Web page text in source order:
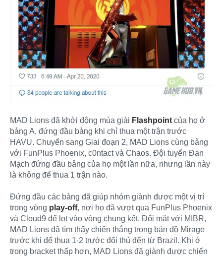
MAD Lions đã khởi động mùa giải Flashpoint của họ ở
bảng A, đứng đầu bảng khi chỉ thua một trận trước
HAVU. Chuyển sang Giai đoạn 2, MAD Lions cùng bảng
với FunPlus Phoenix, c0ntact và Chaos. Đội tuyển Đan
Mạch đứng đầu bảng của họ một lần nữa, nhưng lần này
là không để thua 1 trận nào.
Đứng đầu các bảng đã giúp nhóm giành được một vị trí
trong vòng play-off, nơi họ đã vượt qua FunPlus Phoenix
và Cloud9 để lọt vào vòng chung kết. Đối mặt với MIBR,
MAD Lions đã tìm thấy chiến thắng trong bản đồ Mirage
trước khi để thua 1-2 trước đối thủ đến từ Brazil. Khi ở
trong bracket thấp hơn, MAD Lions đã giành được chiến